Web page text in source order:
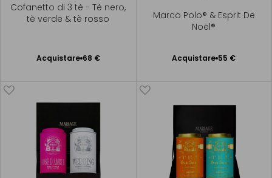
Cofanetto di 3 tè - Tè nero,
tè verde & tè rosso
Acquistare 68 €
Aggiungere
Marco Polo® & Esprit De
Noël®
Acquistare 55 €
Aggiungere